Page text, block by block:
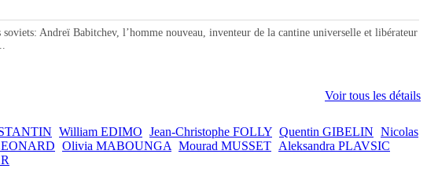
Andreï Babitchev, l’homme nouveau, inventeur de la cantine universelle et libérateur
Voir tous les détails
William EDIMO Jean-Christophe FOLLY Quentin GIBELIN Nicolas
Olivia MABOUNGA Mourad MUSSET Aleksandra PLAVSIC